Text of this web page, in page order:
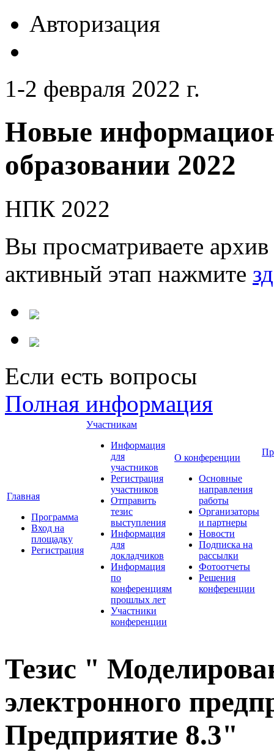
Авторизация
1-2 февраля 2022 г.
Новые
образовании 2022
НПК 2022
Вы просматриваете
активный этап нажмите
Если есть вопросы
Полная информация
Главная
Программа
Вход на
площадку
Регистрация
Участникам
Информация
для
участников
Регистрация
участников
Отправить
тезис
выступления
Информация
для
докладчиков
Информация
по
конференциям
прошлых лет
Участники
конференции
О конференции
Основные
направления
работы
Организаторы
и партнеры
Новости
Подписка на
рассылки
Фотоотчеты
Решения
конференции
Тезис "
электронного
Предприятие 8.3"